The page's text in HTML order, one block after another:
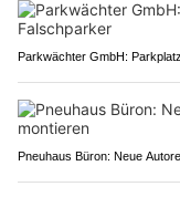
Parkwächter GmbH:
Pneuhaus Büron: Neue